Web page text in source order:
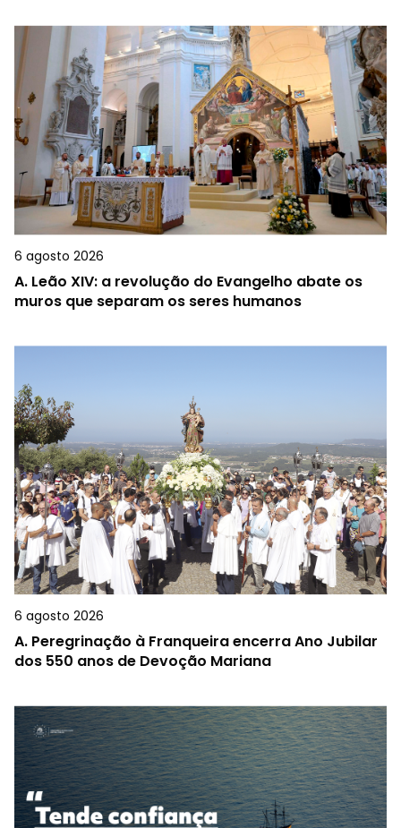
6 agosto 2026
A. Leão XIV: a revolução do Evangelho abate os
muros que separam os seres humanos
6 agosto 2026
A. Peregrinação à Franqueira encerra Ano Jubilar
dos 550 anos de Devoção Mariana